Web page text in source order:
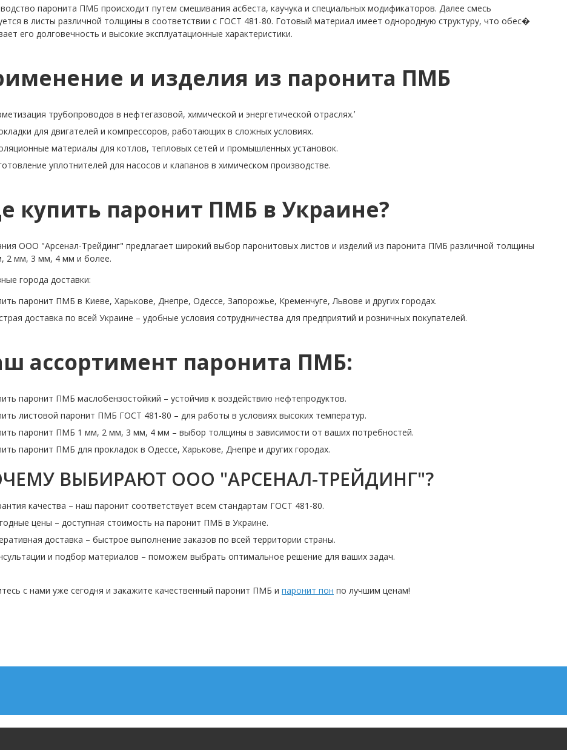
паронита ПМБ происходит путем смешивания асбеста, каучука и специальных модификаторов. Далее смесь
в листы различной толщины в соответствии с ГОСТ 481-80. Готовый материал имеет однородную структуру, что обес�
его долговечность и высокие эксплуатационные характеристики.
и изделия из паронита ПМБ
трубопроводов в нефтегазовой, химической и энергетической отраслях.ʼ
для двигателей и компрессоров, работающих в сложных условиях.
материалы для котлов, тепловых сетей и промышленных установок.
уплотнителей для насосов и клапанов в химическом производстве.
купить паронит ПМБ в Украине?
ООО "Арсенал-Трейдинг" предлагает широкий выбор паронитовых листов и изделий из паронита ПМБ различной толщины
2 мм, 3 мм, 4 мм и более.
города доставки:
паронит ПМБ в Киеве, Харькове, Днепре, Одессе, Запорожье, Кременчуге, Львове и других городах.
доставка по всей Украине – удобные условия сотрудничества для предприятий и розничных покупателей.
ассортимент паронита ПМБ:
паронит ПМБ маслобензостойкий – устойчив к воздействию нефтепродуктов.
листовой паронит ПМБ ГОСТ 481-80 – для работы в условиях высоких температур.
паронит ПМБ 1 мм, 2 мм, 3 мм, 4 мм – выбор толщины в зависимости от ваших потребностей.
паронит ПМБ для прокладок в Одессе, Харькове, Днепре и других городах.
ВЫБИРАЮТ ООО "АРСЕНАЛ-ТРЕЙДИНГ"?
качества – наш паронит соответствует всем стандартам ГОСТ 481-80.
цены – доступная стоимость на паронит ПМБ в Украине.
доставка – быстрое выполнение заказов по всей территории страны.
и подбор материалов – поможем выбрать оптимальное решение для ваших задач.
с нами уже сегодня и закажите качественный паронит ПМБ и паронит пон по лучшим ценам!